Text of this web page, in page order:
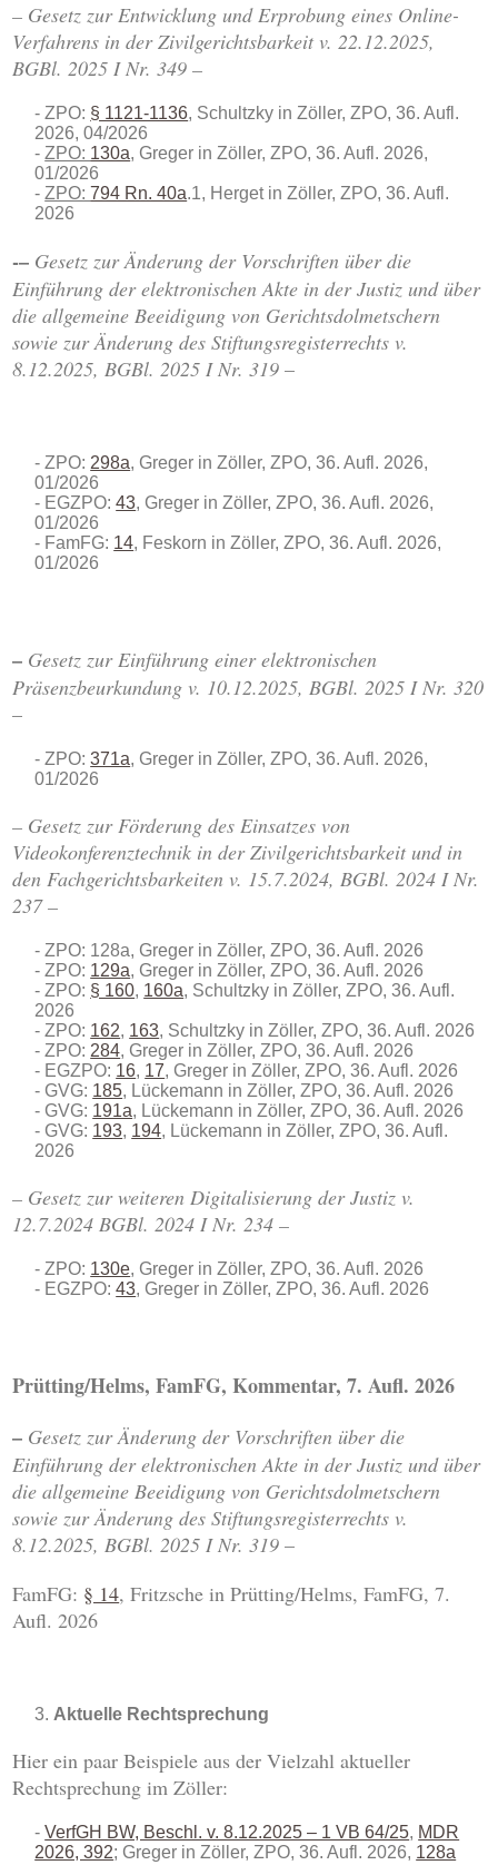
– Gesetz zur Entwicklung und Erprobung eines Online-
Verfahrens in der Zivilgerichtsbarkeit v. 22.12.2025,
BGBl. 2025 I Nr. 349 –
ZPO: § 1121-1136, Schultzky in Zöller, ZPO, 36. Aufl.
2026, 04/2026
ZPO: 130a, Greger in Zöller, ZPO, 36. Aufl. 2026,
01/2026
ZPO:794 Rn. 40a.1, Herget in Zöller, ZPO, 36. Aufl.
2026
-– Gesetz zur Änderung der Vorschriften über die
Einführung der elektronischen Akte in der Justiz und über
die allgemeine Beeidigung von Gerichtsdolmetschern
sowie zur Änderung des Stiftungsregisterrechts v.
8.12.2025, BGBl. 2025 I Nr. 319 –
ZPO: 298a, Greger in Zöller, ZPO, 36. Aufl. 2026,
01/2026
EGZPO:43, Greger in Zöller, ZPO, 36. Aufl. 2026,
01/2026
FamFG: 14, Feskorn in Zöller, ZPO, 36. Aufl. 2026,
01/2026
– Gesetz zur Einführung einer elektronischen
Präsenzbeurkundung v. 10.12.2025, BGBl. 2025 I Nr. 320
–
ZPO:371a, Greger in Zöller, ZPO, 36. Aufl. 2026,
01/2026
– Gesetz zur Förderung des Einsatzes von
Videokonferenztechnik in der Zivilgerichtsbarkeit und in
den Fachgerichtsbarkeiten v. 15.7.2024, BGBl. 2024 I Nr.
237 –
ZPO: 128a, Greger in Zöller, ZPO, 36. Aufl. 2026
ZPO: 129a, Greger in Zöller, ZPO, 36. Aufl. 2026
ZPO: § 160, 160a, Schultzky in Zöller, ZPO, 36. Aufl.
2026
ZPO: 162, 163, Schultzky in Zöller, ZPO, 36. Aufl. 2026
ZPO: 284, Greger in Zöller, ZPO, 36. Aufl. 2026
EGZPO: 16, 17, Greger in Zöller, ZPO, 36. Aufl. 2026
GVG: 185, Lückemann in Zöller, ZPO, 36. Aufl. 2026
GVG: 191a, Lückemann in Zöller, ZPO, 36. Aufl. 2026
GVG: 193, 194, Lückemann in Zöller, ZPO, 36. Aufl.
2026
– Gesetz zur weiteren Digitalisierung der Justiz v.
12.7.2024 BGBl. 2024 I Nr. 234 –
ZPO: 130e, Greger in Zöller, ZPO, 36. Aufl. 2026
EGZPO:43, Greger in Zöller, ZPO, 36. Aufl. 2026
Prütting/Helms, FamFG, Kommentar, 7. Aufl. 2026
– Gesetz zur Änderung der Vorschriften über die
Einführung der elektronischen Akte in der Justiz und über
die allgemeine Beeidigung von Gerichtsdolmetschern
sowie zur Änderung des Stiftungsregisterrechts v.
8.12.2025, BGBl. 2025 I Nr. 319 –
FamFG: § 14, Fritzsche in Prütting/Helms, FamFG, 7.
Aufl. 2026
Aktuelle Rechtsprechung
Hier ein paar Beispiele aus der Vielzahl aktueller
Rechtsprechung im Zöller:
VerfGH BW, Beschl. v. 8.12.2025 – 1 VB 64/25, MDR
2026, 392; Greger in Zöller, ZPO, 36. Aufl. 2026, 128a